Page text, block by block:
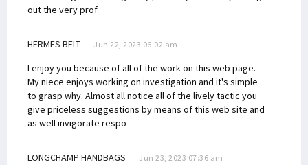
out the very prof
HERMES BELT Jun 22, 2023 06:02 am
I enjoy you because of all of the work on this web page.
My niece enjoys working on investigation and it's simple
to grasp why. Almost all notice all of the lively tactic you
give priceless suggestions by means of this web site and
as well invigorate respo
LONGCHAMP HANDBAGS Jun 23, 2023 07:36 am